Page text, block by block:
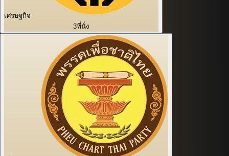
เศรษฐกิจ
3ที่นั่ง